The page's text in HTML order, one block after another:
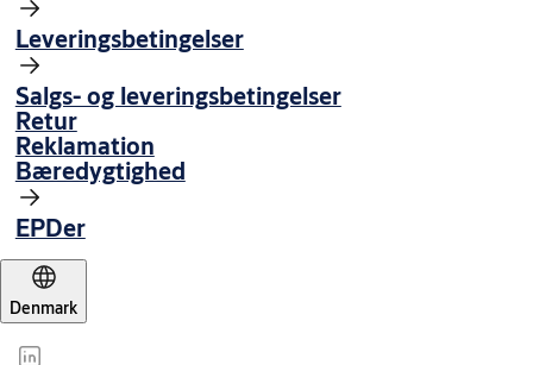
Leveringsbetingelser
Salgs- og leveringsbetingelser
Retur
Reklamation
Bæredygtighed
EPDer
Denmark